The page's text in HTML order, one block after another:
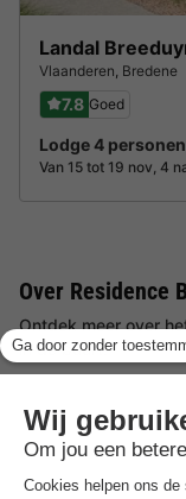
Landal
Vlaanderen Bredene
7.8 Goed
Lodge 4 personen
Van 15 tot 19 nov, 4
Over Residence
Ontdek meer over
in de buurt.
Highlights
Aan het